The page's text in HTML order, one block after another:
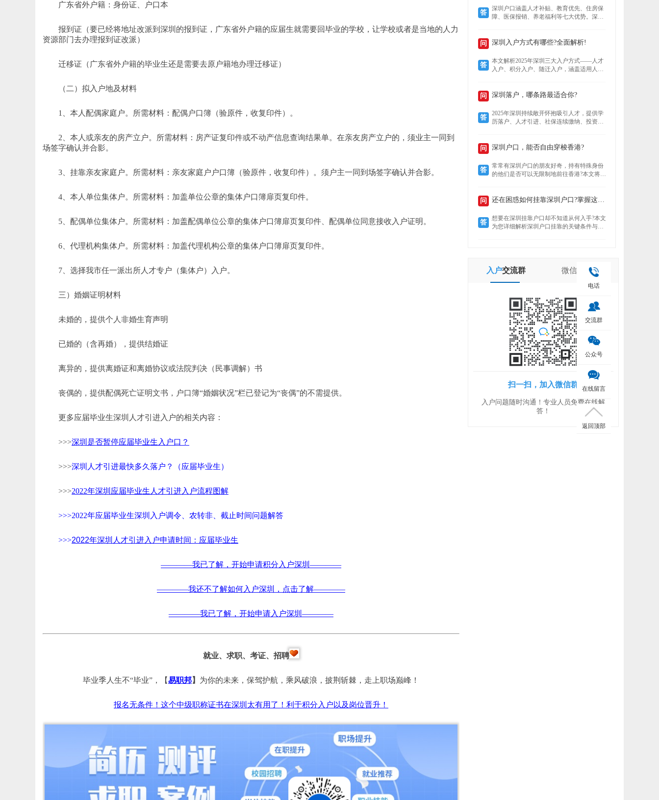
广东省外户籍：身份证、户口本
报到证（要已经将地址改派到深圳的报到证，广东省外户籍的应届生就需要回毕业的学校，让学校或者是当地的人力
资源部门去办理报到证改派）
迁移证（广东省外户籍的毕业生还是需要去原户籍地办理迁移证）
（二）拟入户地及材料
1、本人配偶家庭户。所需材料：配偶户口簿（验原件，收复印件）。
2、本人或亲友的房产立户。所需材料：房产证复印件或不动产信息查询结果单。在亲友房产立户的，须业主一同到
场签字确认并合影。
3、挂靠亲友家庭户。所需材料：亲友家庭户户口簿（验原件，收复印件）。须户主一同到场签字确认并合影。
4、本人单位集体户。所需材料：加盖单位公章的集体户口簿扉页复印件。
5、配偶单位集体户。所需材料：加盖配偶单位公章的集体户口簿扉页复印件、配偶单位同意接收入户证明。
6、代理机构集体户。所需材料：加盖代理机构公章的集体户口簿扉页复印件。
7、选择我市任一派出所人才专户（集体户）入户。
三）婚姻证明材料
未婚的，提供个人非婚生育声明
已婚的（含再婚），提供结婚证
离异的，提供离婚证和离婚协议或法院判决（民事调解）书
丧偶的，提供配偶死亡证明文书，户口簿“婚姻状况”栏已登记为“丧偶”的不需提供。
更多应届毕业生深圳人才引进入户的相关内容：
>>>深圳是否暂停应届毕业生入户口？
>>>深圳人才引进最快多久落户？（应届毕业生）
>>>2022年深圳应届毕业生人才引进入户流程图解
>>>2022年应届毕业生深圳入户调令、农转非、截止时间问题解答
>>>2022年深圳人才引进入户申请时间：应届毕业生
————我已了解，开始申请积分入户深圳————
————我还不了解如何入户深圳，点击了解————
————我已了解，开始申请入户深圳————
就业、求职、考证、招聘
毕业季人生不“毕业”， 【易职邦】 为你的未来，保驾护航，乘风破浪，披荆斩棘，走上职场巅峰！
报名无条件！这个中级职称证书在深圳太有用了！利于积分入户以及岗位晋升！
答
深圳户口涵盖人才补贴、教育优先、住房保
障、医保报销、养老福利等七大优势。深户
比例高达95%，退休养老金更高，且支持全
价值。
问 深圳入户方式有哪些?全面解析!
答
本文解析2025年深圳三大入户方式——人才
入户、积分入户、随迁入户，涵盖适用人
历要求但竞争激烈，随迁入户条件宽松，助
问 深圳落户，哪条路最适合你?
答
2025年深圳持续敞开怀抱吸引人才，提供学
历落户、人才引进、社保连续缴纳、投资创
定就业者还是创业者，总有一条通道助你扎
自身条件，是高效落户的关键。
问 深圳户口，能否自由穿梭香港?
答
常常有深圳户口的朋友好奇，持有特殊身份
的他们是否可以无限制地前往香港?本文将揭
问 还在困惑如何挂靠深圳户口?掌握这些要点轻松...
答
想要在深圳挂靠户口却不知道从何入手?本文
为您详细解析深圳户口挂靠的关键条件与所
入户交流群 微信 公众号
扫一扫，加入微信群
入户问题随时沟通！专业人员免费在线解
答！
电话
交流群
公众号
在线留言
返回顶部